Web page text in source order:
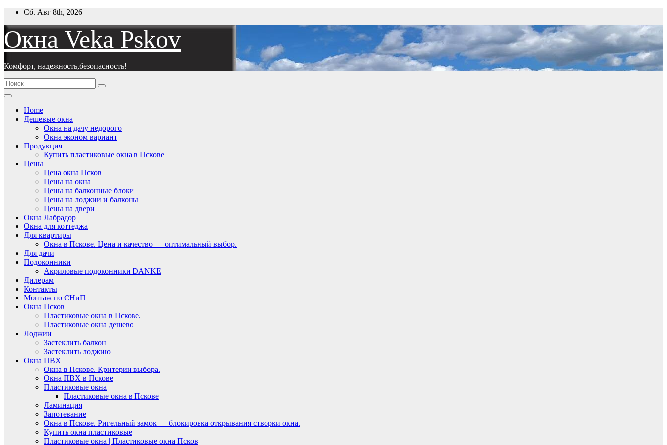
Перейти
содержимому
Сб. Авг 8th, 2026
Окна Veka Pskov
Комфорт, надежность,безопасность!
Home
Дешевые окна
Окна на дачу недорого
Окна эконом вариант
Продукция
Купить пластиковые окна в Пскове
Цены
Цена окна Псков
Цены на окна
Цены на балконные блоки
Цены на лоджии и балконы
Цены на двери
Окна Лабрадор
Окна для коттеджа
Для квартиры
Окна в Пскове. Цена и качество — оптимальный выбор.
Для дачи
Подоконники
Акриловые подоконники DANKE
Дилерам
Контакты
Монтаж по СНиП
Окна Псков
Пластиковые окна в Пскове.
Пластиковые окна дешево
Лоджии
Застеклить балкон
Застеклить лоджию
Окна ПВХ
Окна в Пскове. Критерии выбора.
Окна ПВХ в Пскове
Пластиковые окна
Пластиковые окна в Пскове
Ламинация
Запотевание
Окна в Пскове. Ригельный замок — блокировка открывания створки окна.
Купить окна пластиковые
Пластиковые окна | Пластиковые окна Псков